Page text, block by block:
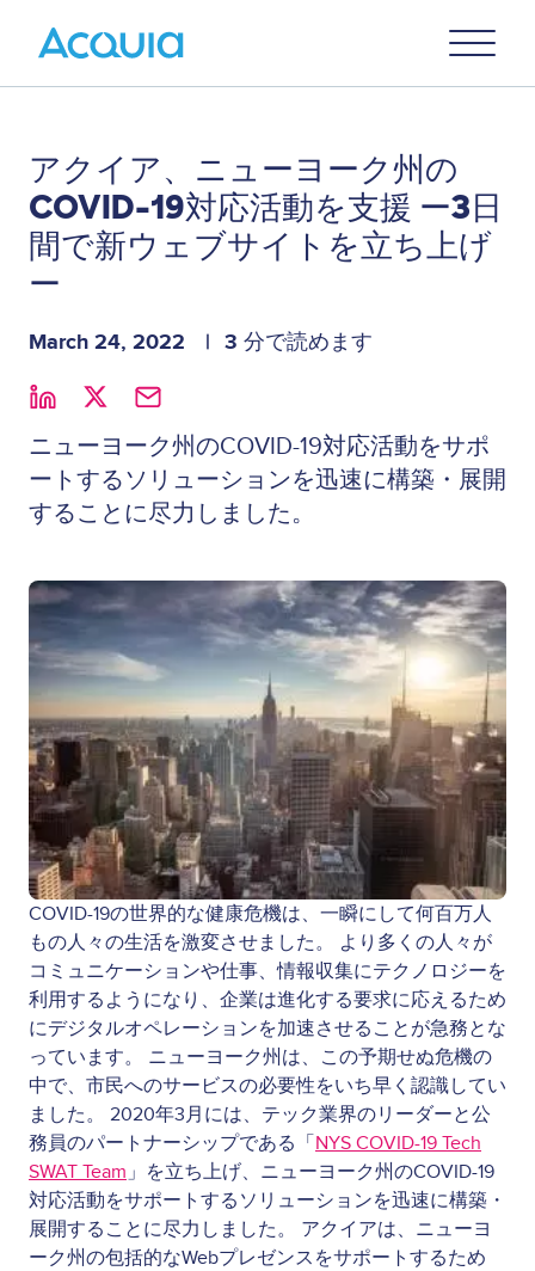
Menu
アクイア、ニューヨーク州の
COVID-19対応活動を支援 ー3日
間で新ウェブサイトを立ち上げ
ー
March 24, 2022 3 分で読めます
ニューヨーク州のCOVID-19対応活動をサポ
ートするソリューションを迅速に構築・展開
することに尽力しました。
COVID-19の世界的な健康危機は、一瞬にして何百万人
もの人々の生活を激変させました。 より多くの人々が
コミュニケーションや仕事、情報収集にテクノロジーを
利用するようになり、企業は進化する要求に応えるため
にデジタルオペレーションを加速させることが急務とな
っています。 ニューヨーク州は、この予期せぬ危機の
中で、市民へのサービスの必要性をいち早く認識してい
ました。 2020年3月には、テック業界のリ ーダーと公
務員のパートナーシップである「NYS COVID-19 Tech
SWAT Team 」を立ち上げ、ニューヨーク州のCOVID-19
対応活動をサポートするソリューションを迅速に構築・
展開することに尽力しました。 アクイアは、ニューヨ
ーク州の包括的なWebプレゼンスをサポートするため